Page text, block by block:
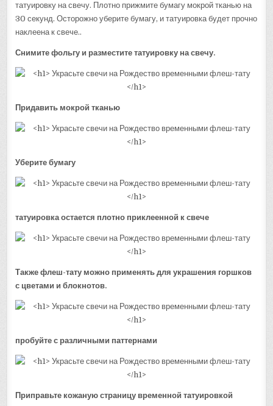
татуировку на свечу. Плотно прижмите бумагу мокрой тканью на
30 секунд. Осторожно уберите бумагу, и татуировка будет прочно
наклеена к свече..
Снимите фольгу и разместите татуировку на свечу.
Придавить мокрой тканью
Уберите бумагу
татуировка остается плотно приклеенной к свече
Также флеш-тату можно применять для украшения горшков
с цветами и блокнотов.
пробуйте с различными паттернами
Приправьте кожаную страницу временной татуировкой